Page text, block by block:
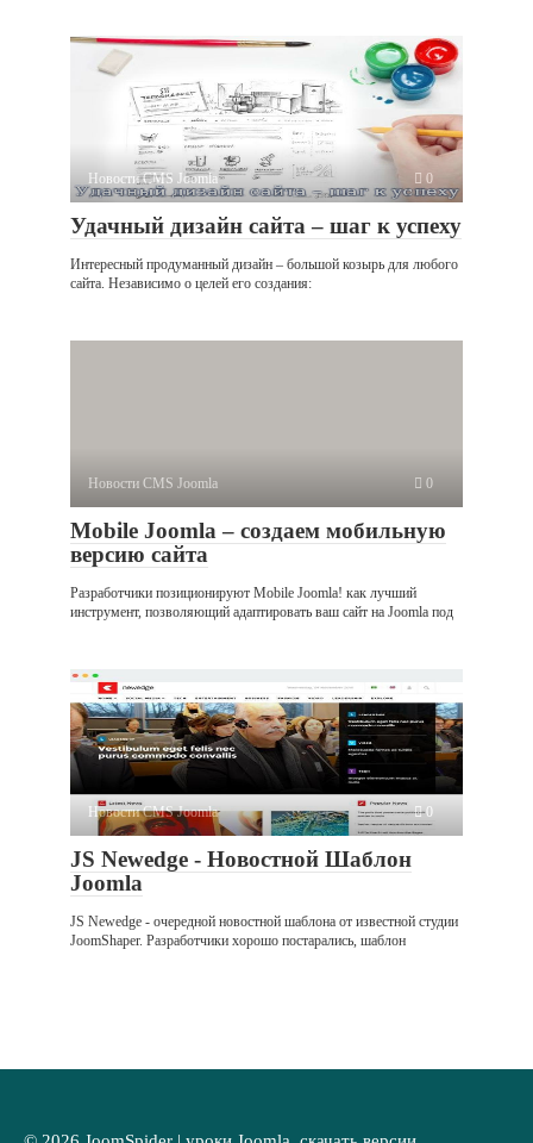
Новости CMS Joomla 0
Удачный дизайн сайта – шаг к успеху
Интересный продуманный дизайн – большой козырь для любого
сайта. Независимо о целей его создания:
Новости CMS Joomla 0
Mobile Joomla – создаем мобильную
версию сайта
Разработчики позиционируют Mobile Joomla! как лучший
инструмент, позволяющий адаптировать ваш сайт на Joomla под
Новости CMS Joomla 0
JS Newedge - Новостной Шаблон
Joomla
JS Newedge - очередной новостной шаблона от известной студии
JoomShaper. Разработчики хорошо постарались, шаблон